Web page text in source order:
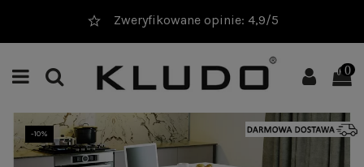
Zweryfikowane opinie: 4,9/5
0
-10%